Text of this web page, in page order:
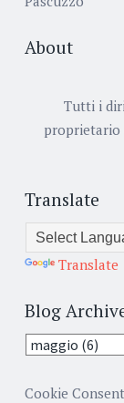
About
Tutti i
proprietario
Translate
Translate
Blog
Cookie Consent